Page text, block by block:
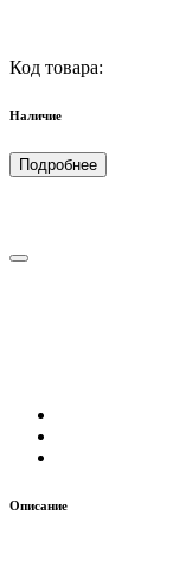
Код товара:
Наличие
Подробнее
Описание